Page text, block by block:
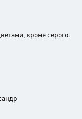
кроме серого.